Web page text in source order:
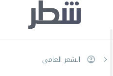
الشعر العامي